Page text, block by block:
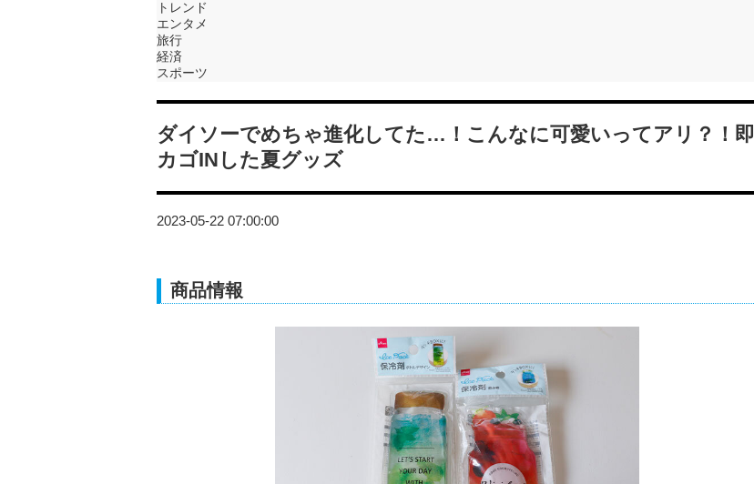
トレンド
エンタメ
旅行
経済
スポーツ
ダイソーでめちゃ進化してた…！こんなに可愛いってアリ？！即
カゴINした夏グッズ
2023-05-22 07:00:00
商品情報